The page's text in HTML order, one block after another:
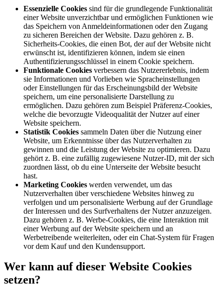
Essenzielle Cookies sind für die grundlegende Funktionalität
einer Website unverzichtbar und ermöglichen Funktionen wie
das Speichern von Anmeldeinformationen oder den Zugang
zu sicheren Bereichen der Website. Dazu gehören z. B.
Sicherheits-Cookies, die einen Bot, der auf der Website nicht
erwünscht ist, identifizieren können, indem sie einen
Authentifizierungsschlüssel in einem Cookie speichern.
Funktionale Cookies verbessern das Nutzererlebnis, indem
sie Informationen und Vorlieben wie Spracheinstellungen
oder Einstellungen für das Erscheinungsbild der Website
speichern, um eine personalisierte Darstellung zu
ermöglichen. Dazu gehören zum Beispiel Präferenz-Cookies,
welche die bevorzugte Videoqualität der Nutzer auf einer
Website speichern.
Statistik Cookies sammeln Daten über die Nutzung einer
Website, um Erkenntnisse über das Nutzerverhalten zu
gewinnen und die Leistung der Website zu optimieren. Dazu
gehört z. B. eine zufällig zugewiesene Nutzer-ID, mit der sich
zuordnen lässt, ob du eine Unterseite der Website besucht
hast.
Marketing Cookies werden verwendet, um das
Nutzerverhalten über verschiedene Websites hinweg zu
verfolgen und um personalisierte Werbung auf der Grundlage
der Interessen und des Surfverhaltens der Nutzer anzuzeigen.
Dazu gehören z. B. Werbe-Cookies, die eine Interaktion mit
einer Werbung auf der Website speichern und an
Werbetreibende weiterleiten, oder ein Chat-System für Fragen
vor dem Kauf und den Kundensupport.
Wer kann auf dieser Website Cookies
setzen?